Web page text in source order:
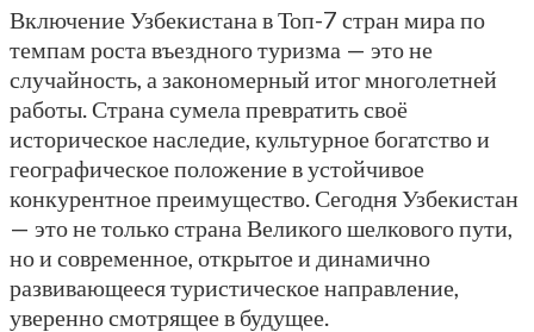
Включение Узбекистана в Топ-7 стран мира по
темпам роста въездного туризма — это не
случайность, а закономерный итог многолетней
работы. Страна сумела превратить своё
историческое наследие, культурное богатство и
географическое положение в устойчивое
конкурентное преимущество. Сегодня Узбекистан
— это не только страна Великого шелкового пути,
но и современное, открытое и динамично
развивающееся туристическое направление,
уверенно смотрящее в будущее.